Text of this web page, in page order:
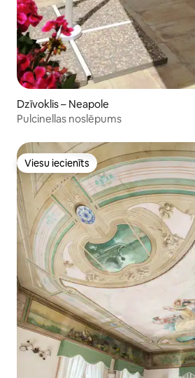
Dzīvoklis – Neapole
Pulcinellas noslēpums
Viesu iecienīts
Viesu iecienīts